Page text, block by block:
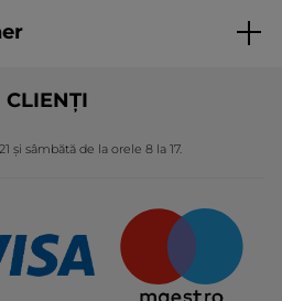
vanzarea la distanță a
- A.N.P.C.
CLIENȚI
și sâmbătă de la orele 8 la 17.